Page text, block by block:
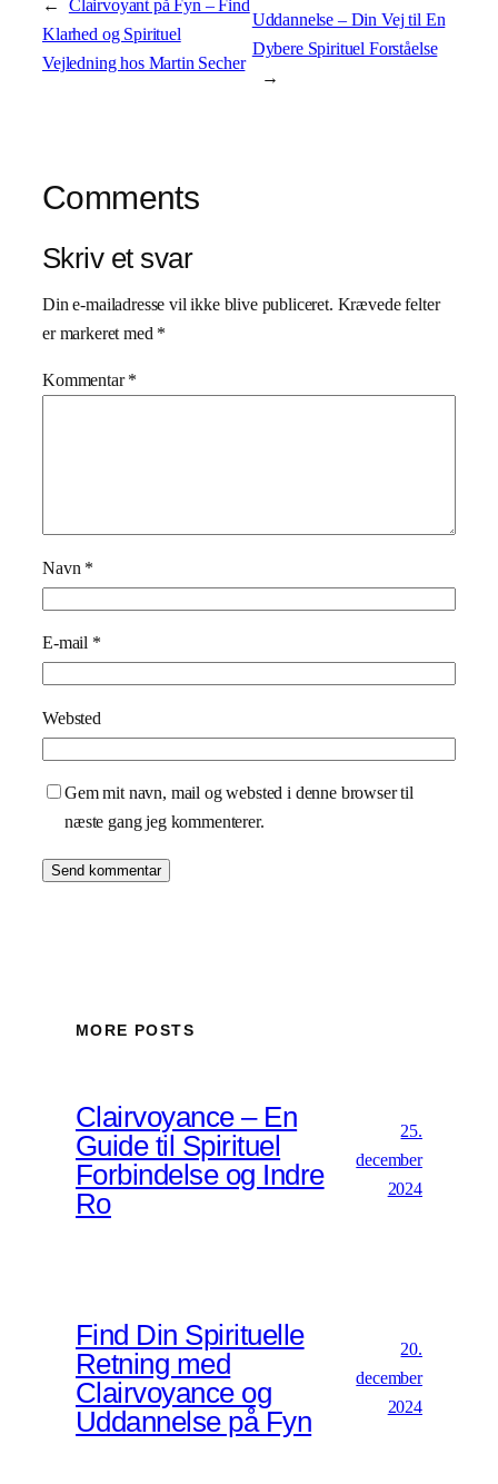
← Clairvoyant på Fyn – Find
Klarhed og Spirituel
Vejledning hos Martin Secher
Uddannelse – Din Vej til En
Dybere Spirituel Forståelse
→
Comments
Skriv et svar
Din e-mailadresse vil ikke blive publiceret. Krævede felter
er markeret med *
Kommentar*
Navn *
E-mail *
Websted
Gem mit navn, mail og websted i denne browser til
næste gang jeg kommenterer.
MORE POSTS
Clairvoyance – En
Guide til Spirituel
Forbindelse og Indre
Ro
25.
december
2024
Find Din Spirituelle
Retning med
Clairvoyance og
Uddannelse på Fyn
20.
december
2024